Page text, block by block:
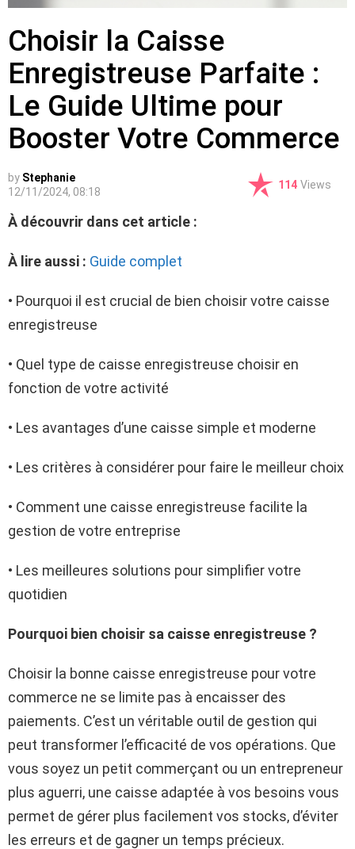
Choisir la Caisse
Enregistreuse Parfaite :
Le Guide Ultime pour
Booster Votre Commerce
by Stephanie
12/11/2024, 08:18
114 Views
À découvrir dans cet article :
À lire aussi : Guide complet
• Pourquoi il est crucial de bien choisir votre caisse
enregistreuse
• Quel type de caisse enregistreuse choisir en
fonction de votre activité
• Les avantages d’une caisse simple et moderne
• Les critères à considérer pour faire le meilleur choix
• Comment une caisse enregistreuse facilite la
gestion de votre entreprise
• Les meilleures solutions pour simplifier votre
quotidien
Pourquoi bien choisir sa caisse enregistreuse ?
Choisir la bonne caisse enregistreuse pour votre
commerce ne se limite pas à encaisser des
paiements. C’est un véritable outil de gestion qui
peut transformer l’efficacité de vos opérations. Que
vous soyez un petit commerçant ou un entrepreneur
plus aguerri, une caisse adaptée à vos besoins vous
permet de gérer plus facilement vos stocks, d’éviter
les erreurs et de gagner un temps précieux.